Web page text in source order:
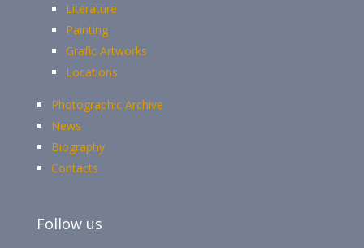
Literature
Painting
Grafic Artworks
Locations
Photographic Archive
News
Biography
Contacts
Follow us